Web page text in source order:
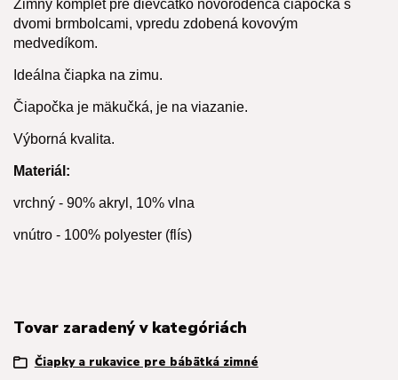
Zimný komplet pre dievčatko novorodenca čiapočka s
dvomi brmbolcami, vpredu zdobená kovovým
medvedíkom.
Ideálna čiapka na zimu.
Čiapočka je mäkučká, je na viazanie.
Výborná kvalita.
Materiál:
vrchný - 90% akryl, 10% vlna
vnútro - 100% polyester (flís)
Tovar zaradený v kategóriách
Čiapky a rukavice pre bábätká zimné